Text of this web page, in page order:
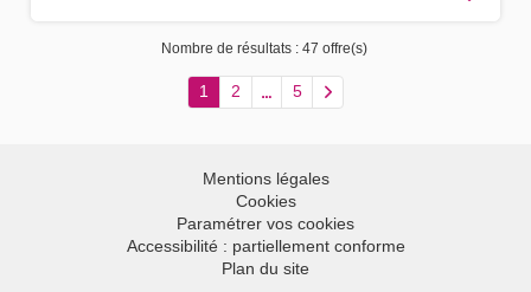
Nombre de résultats : 47 offre(s)
1 2 5
Mentions légales
Cookies
Paramétrer vos cookies
Accessibilité : partiellement conforme
Plan du site